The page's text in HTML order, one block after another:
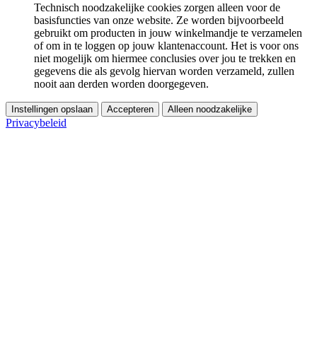
Technisch noodzakelijke cookies zorgen alleen voor de
basisfuncties van onze website. Ze worden bijvoorbeeld
gebruikt om producten in jouw winkelmandje te verzamelen
of om in te loggen op jouw klantenaccount. Het is voor ons
niet mogelijk om hiermee conclusies over jou te trekken en
gegevens die als gevolg hiervan worden verzameld, zullen
nooit aan derden worden doorgegeven.
Instellingen opslaan Accepteren Alleen noodzakelijke
Privacybeleid